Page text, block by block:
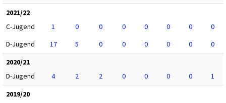
2021/22
C-Jugend
1 0 0 0 0 0 0
0
D-Jugend
17 5 0 0 0 0 0
0
2020/21
D-Jugend
4 2 2 0 0 0 0
1
2019/20